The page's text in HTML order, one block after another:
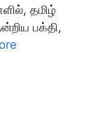
தமிழ்
பக்தி,